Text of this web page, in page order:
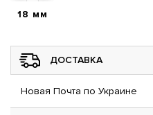
18 мм
ДОСТАВКА
Новая Почта по Украине